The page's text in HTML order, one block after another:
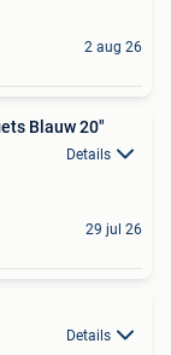
2 aug 26
Blauw 20"
Details
29 jul 26
Details